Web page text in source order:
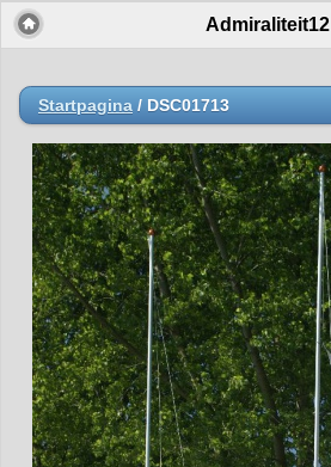
Admiraliteit12
Startpagina / DSC01713